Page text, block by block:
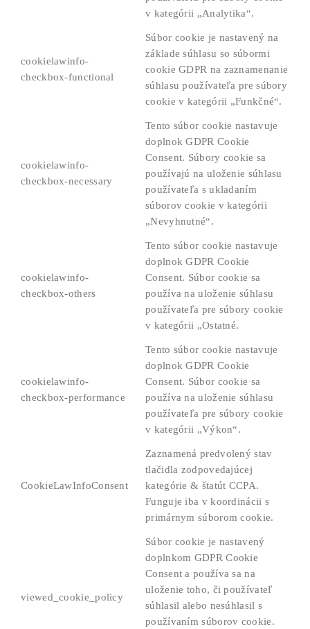
v kategórii „Analytika“.
cookielawinfo-
checkbox-functional
Súbor cookie je nastavený na
základe súhlasu so súbormi
cookie GDPR na zaznamenanie
súhlasu používateľa pre súbory
cookie v kategórii „Funkčné“.
cookielawinfo-
checkbox-necessary
Tento súbor cookie nastavuje
doplnok GDPR Cookie
Consent. Súbory cookie sa
používajú na uloženie súhlasu
používateľa s ukladaním
súborov cookie v kategórii
„Nevyhnutné“.
cookielawinfo-
checkbox-others
Tento súbor cookie nastavuje
doplnok GDPR Cookie
Consent. Súbor cookie sa
používa na uloženie súhlasu
používateľa pre súbory cookie
v kategórii „Ostatné.
cookielawinfo-
checkbox-performance
Tento súbor cookie nastavuje
doplnok GDPR Cookie
Consent. Súbor cookie sa
používa na uloženie súhlasu
používateľa pre súbory cookie
v kategórii „Výkon“.
CookieLawInfoConsent
Zaznamená predvolený stav
tlačidla zodpovedajúcej
kategórie & štatút CCPA.
Funguje iba v koordinácii s
primárnym súborom cookie.
viewed_cookie_policy
Súbor cookie je nastavený
doplnkom GDPR Cookie
Consent a používa sa na
uloženie toho, či používateľ
súhlasil alebo nesúhlasil s
používaním súborov cookie.